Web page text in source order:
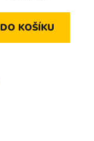
DO KOŠÍKU